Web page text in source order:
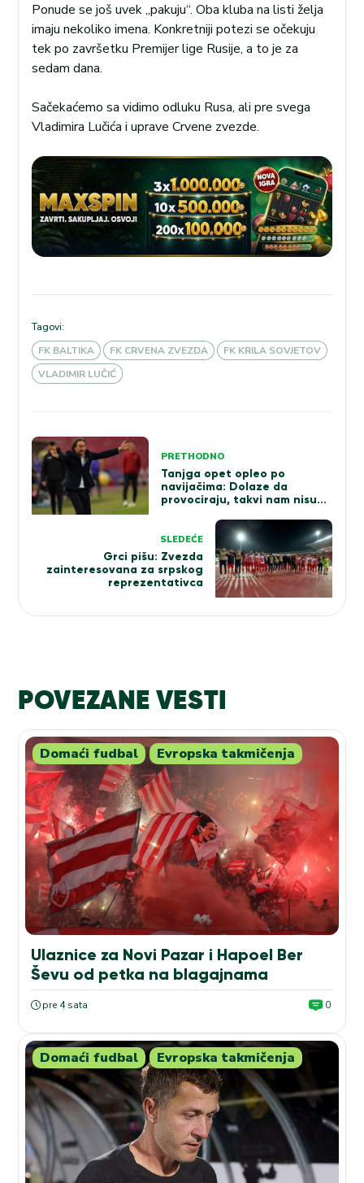
Ponude se još uvek „pakuju“. Oba kluba na listi želja
imaju nekoliko imena. Konkretniji potezi se očekuju
tek po završetku Premijer lige Rusije, a to je za
sedam dana.
Sačekaćemo sa vidimo odluku Rusa, ali pre svega
Vladimira Lučića i uprave Crvene zvezde.
Tagovi:
FK BALTIKA
FK CRVENA ZVEZDA
FK KRILA SOVJETOV
VLADIMIR LUČIĆ
Kretanje
članka
PRETHODNO
Tanjga opet opleo po
navijačima: Dolaze da
provociraju, takvi nam nisu
SLEDEĆE
Grci pišu: Zvezda
zainteresovana za srpskog
reprezentativca
POVEZANE VESTI
Domaći fudbal Evropska takmičenja
Ulaznice za Novi Pazar i Hapoel Ber
Ševu od petka na blagajnama
pre 4 sata 0
Domaći fudbal Evropska takmičenja